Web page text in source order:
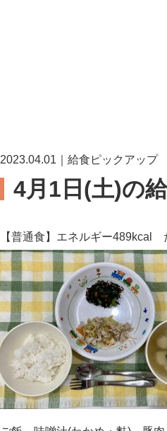
2023.04.01｜給食ピックアップ
4月1日(土)の
【普通食】エネルギー